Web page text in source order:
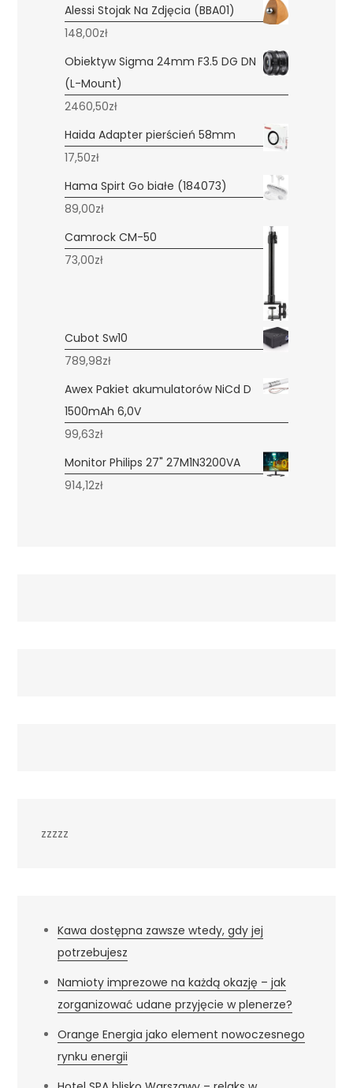
Alessi Stojak Na Zdjęcia (BBA01)
148,00zł
Obiektyw Sigma 24mm F3.5 DG DN
(L-Mount)
2460,50zł
Haida Adapter pierścień 58mm
17,50zł
Hama Spirt Go białe (184073)
89,00zł
Camrock CM-50
73,00zł
Cubot Sw10
789,98zł
Awex Pakiet akumulatorów NiCd D
1500mAh 6,0V
99,63zł
Monitor Philips 27" 27M1N3200VA
914,12zł
zzzzz
Kawa dostępna zawsze wtedy, gdy jej
potrzebujesz
Namioty imprezowe na każdą okazję – jak
zorganizować udane przyjęcie w plenerze?
Orange Energia jako element nowoczesnego
rynku energii